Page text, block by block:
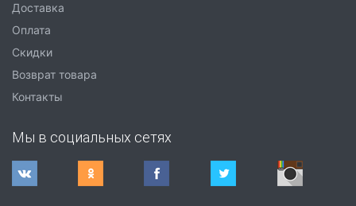
Доставка
Оплата
Скидки
Возврат товара
Контакты
Мы в социальных сетях